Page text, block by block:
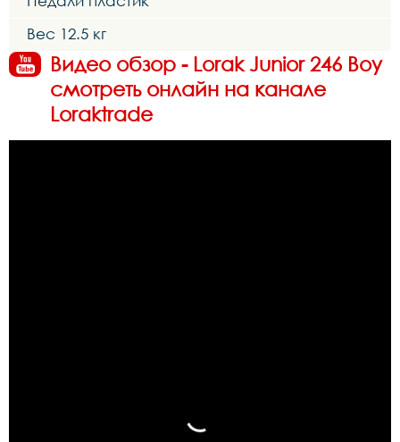
Вес 12.5 кг
Видео обзор - Lorak Junior 246 Boy
смотреть онлайн на канале
Loraktrade